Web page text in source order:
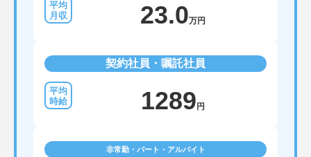
23.0万円
契約社員・嘱託社員
1289 円
非常勤・パート・アルバイト